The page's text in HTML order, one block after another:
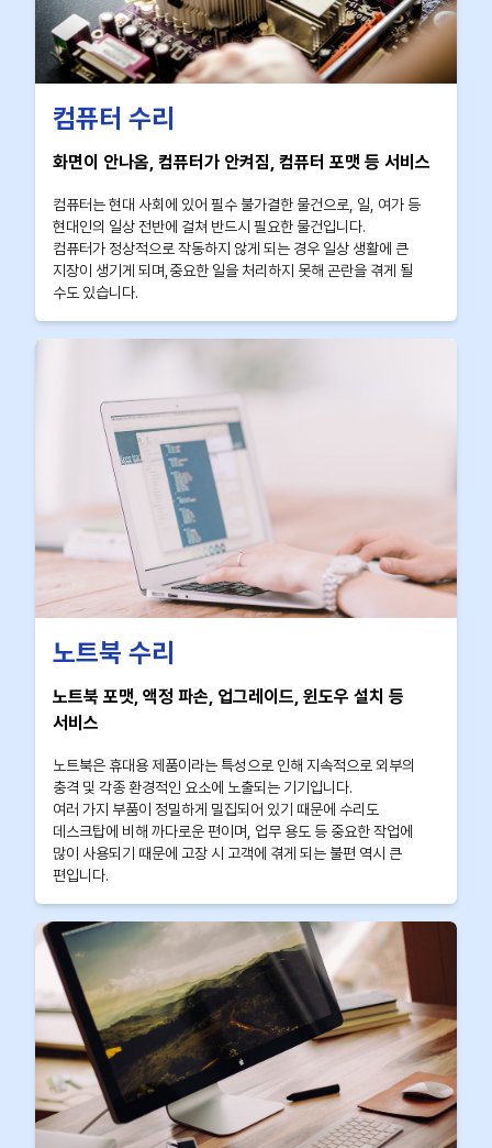
컴퓨터 수리
화면이 안나옴, 컴퓨터가 안켜짐, 컴퓨터 포맷 등 서비스
컴퓨터는 현대 사회에 있어 필수 불가결한 물건으로, 일, 여가 등
현대인의 일상 전반에 걸쳐 반드시 필요한 물건입니다.
컴퓨터가 정상적으로 작동하지 않게 되는 경우 일상 생활에 큰
지장이 생기게 되며,중요한 일을 처리하지 못해 곤란을 겪게 될
수도 있습니다.
노트북 수리
노트북 포맷, 액정 파손, 업그레이드, 윈도우 설치 등
서비스
노트북은 휴대용 제품이라는 특성으로 인해 지속적으로 외부의
충격 및 각종 환경적인 요소에 노출되는 기기입니다.
여러 가지 부품이 정밀하게 밀집되어 있기 때문에 수리도
데스크탑에 비해 까다로운 편이며, 업무 용도 등 중요한 작업에
많이 사용되기 때문에 고장 시 고객에 겪게 되는 불편 역시 큰
편입니다.